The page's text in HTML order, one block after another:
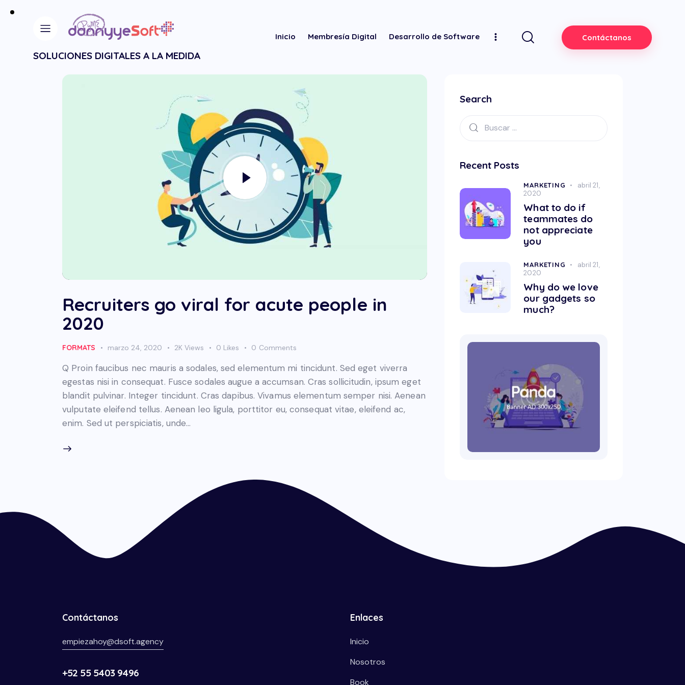
SOLUCIONES DIGITALES A LA MEDIDA
Inicio Membresía Digital Desarrollo de Software Contáctanos
Recruiters go viral for acute people in
2020
FORMATS marzo 24, 2020 2K Views 0 Likes 0 Comments
Q Proin faucibus nec mauris a sodales, sed elementum mi tincidunt. Sed eget viverra
egestas nisi in consequat. Fusce sodales augue a accumsan. Cras sollicitudin, ipsum eget
blandit pulvinar. Integer tincidunt. Cras dapibus. Vivamus elementum semper nisi. Aenean
vulputate eleifend tellus. Aenean leo ligula, porttitor eu, consequat vitae, eleifend ac,
enim. Sed ut perspiciatis, unde…
Search
Recent Posts
MARKETING
abril 21,
2020
What to do if
teammates do
not appreciate
you
MARKETING
abril 21,
2020
Why do we love
our gadgets so
much?
Contáctanos
empiezahoy@dsoft.agency
+52 55 5403 9496
Enlaces
Inicio
Nosotros
Book